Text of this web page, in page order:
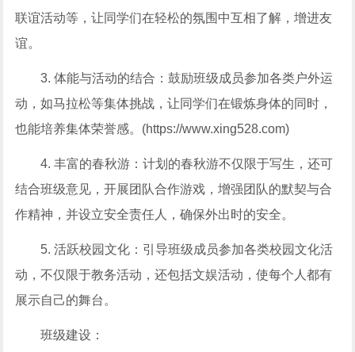
联谊活动等，让同学们在轻松的氛围中互相了解，增进友
谊。
3. 体能与活动的结合：鼓励班级成员参加各类户外运
动，如马拉松等集体挑战，让同学们在锻炼身体的同时，
也能培养集体荣誉感。(https://www.xing528.com)
4. 丰富的春秋游：计划的春秋游不仅限于写生，还可
结合班级意见，开展团队合作游戏，增强团队的默契与合
作精神，并设立安全责任人，确保外出时的安全。
5. 活跃校园文化：引导班级成员参加各类校园文化活
动，不仅限于教务活动，还包括文娱活动，使每个人都有
展示自己的舞台。
班级建设：